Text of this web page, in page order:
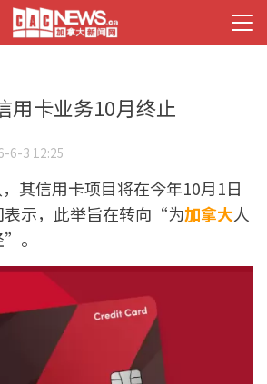
卡业务10月终止
6-3 12:25
其信用卡项目将在今年10月1日
表示，此举旨在转向“为加拿大人
。